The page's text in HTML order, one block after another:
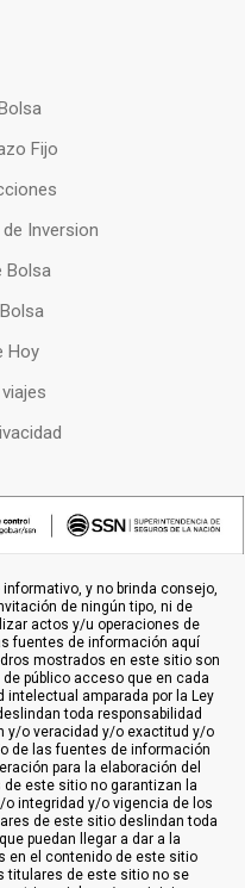
Fijo
Inversion
Bolsa
Hoy
y no brinda consejo,
de ningún tipo, ni de
actos y/u operaciones de
fuentes de información aquí
mostrados en este sitio son
público acceso que en cada
amparada por la Ley
toda responsabilidad
y/o veracidad y/o exactitud y/o
de las fuentes de información
para la elaboración del
este sitio no garantizan la
integridad y/o vigencia de los
de este sitio deslindan toda
puedan llegar a dar a la
en el contenido de este sitio
titulares de este sitio no se